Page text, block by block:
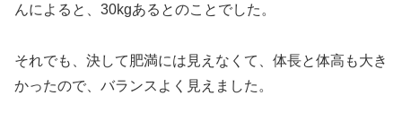
んによると、30kgあるとのことでした。
それでも、決して肥満には見えなくて、体長と体高も大き
かったので、バランスよく見えました。